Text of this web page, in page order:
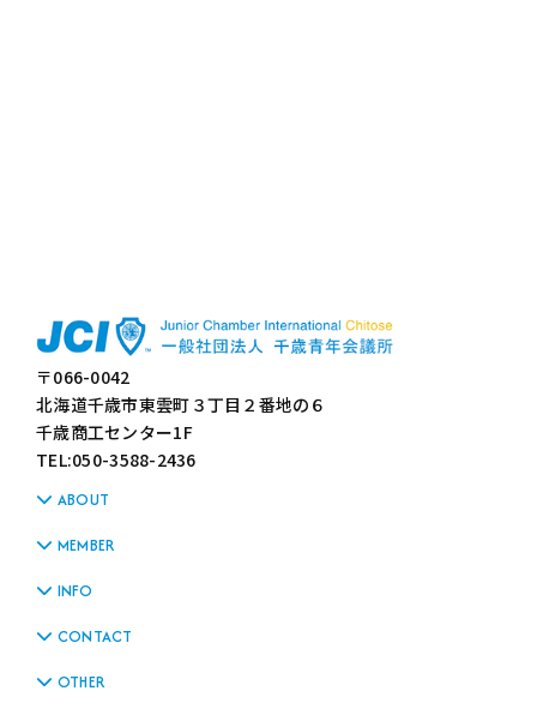
〒066-0042
北海道千歳市東雲町３丁目２番地の６
千歳商工センター1F
TEL:050-3588-2436
ABOUT
MEMBER
INFO
CONTACT
OTHER